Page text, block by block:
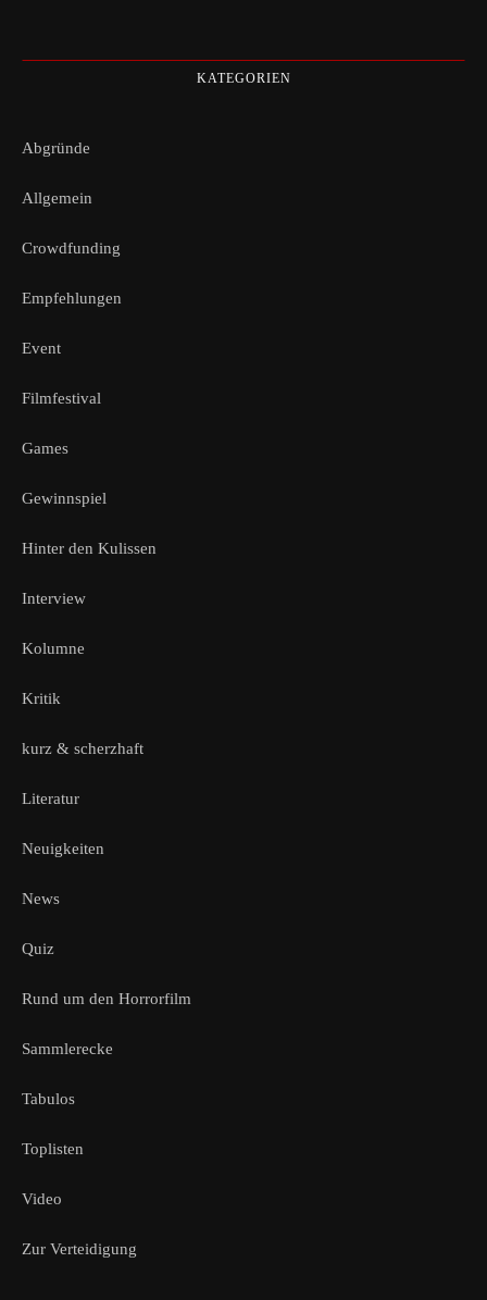
KATEGORIEN
Abgründe
Allgemein
Crowdfunding
Empfehlungen
Event
Filmfestival
Games
Gewinnspiel
Hinter den Kulissen
Interview
Kolumne
Kritik
kurz & scherzhaft
Literatur
Neuigkeiten
News
Quiz
Rund um den Horrorfilm
Sammlerecke
Tabulos
Toplisten
Video
Zur Verteidigung